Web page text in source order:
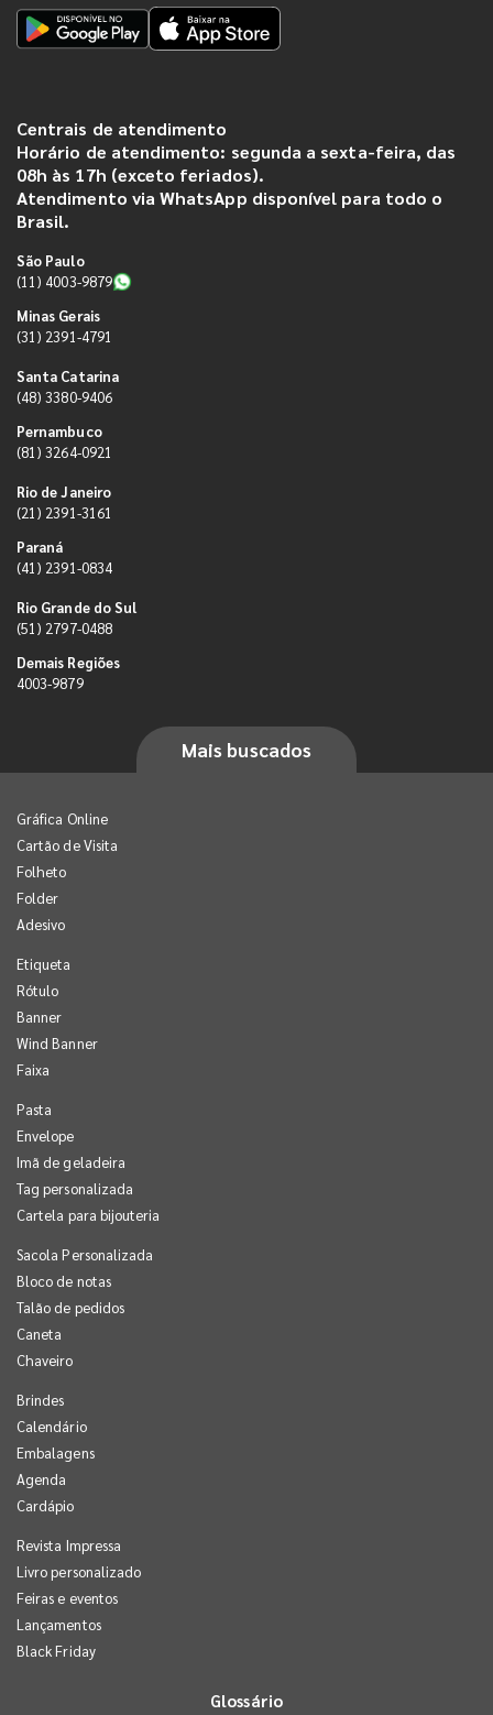
Centrais de atendimento
Horário de atendimento: segunda a sexta-feira, das
08h às 17h (exceto feriados).
Atendimento via WhatsApp disponível para todo o
Brasil.
São Paulo
(11) 4003-9879
Minas Gerais
(31) 2391-4791
Santa Catarina
(48) 3380-9406
Pernambuco
(81) 3264-0921
Rio de Janeiro
(21) 2391-3161
Paraná
(41) 2391-0834
Rio Grande do Sul
(51) 2797-0488
Demais Regiões
4003-9879
Mais buscados
Gráfica Online
Cartão de Visita
Folheto
Folder
Adesivo
Etiqueta
Rótulo
Banner
Wind Banner
Faixa
Pasta
Envelope
Imã de geladeira
Tag personalizada
Cartela para bijouteria
Sacola Personalizada
Bloco de notas
Talão de pedidos
Caneta
Chaveiro
Brindes
Calendário
Embalagens
Agenda
Cardápio
Revista Impressa
Livro personalizado
Feiras e eventos
Lançamentos
Black Friday
Glossário